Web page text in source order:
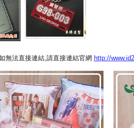
無法直接連結,請直接連結官網 http://